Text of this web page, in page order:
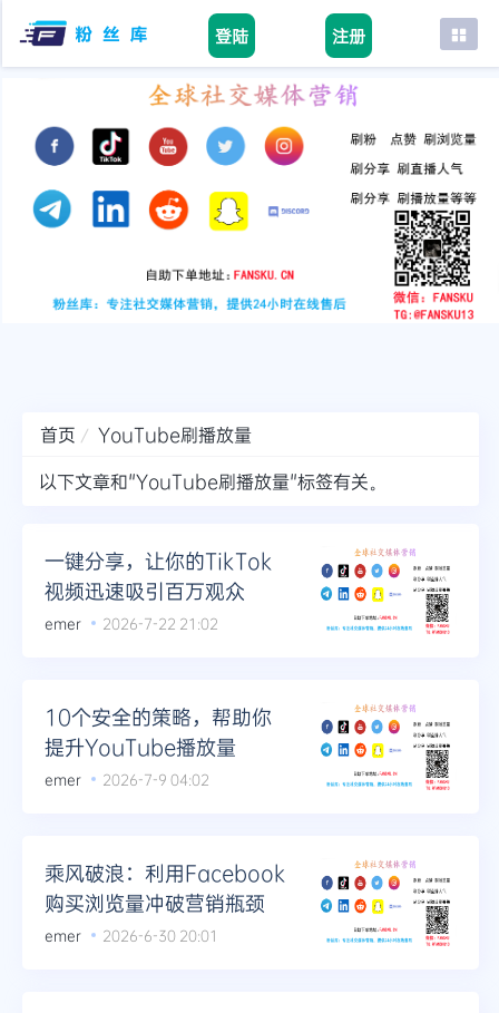
登陆 注册
首页
tiktok
youtube
instagram
首页
YouTube刷播放量
以下文章和"YouTube刷播放量"标签有关。
一键分享，让你的TikTok
视频迅速吸引百万观众
emer 2026-7-22 21:02
10个安全的策略，帮助你
提升YouTube播放量
emer 2026-7-9 04:02
乘风破浪：利用Facebook
购买浏览量冲破营销瓶颈
emer 2026-6-30 20:01